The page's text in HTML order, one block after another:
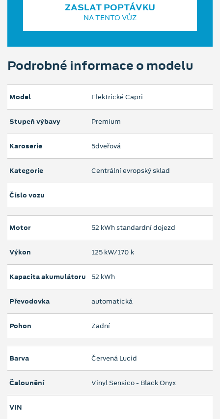
ZASLAT POPTÁVKU
NA TENTO VŮZ
Podrobné informace o modelu
Model Elektrické Capri
Stupeň výbavy Premium
Karoserie 5dveřová
Kategorie Centrální evropský sklad
Číslo vozu
Motor 52 kWh standardní dojezd
Výkon 125 kW/170 k
Kapacita akumulátoru 52 kWh
Převodovka automatická
Pohon Zadní
Barva Červená Lucid
Čalounění Vinyl Sensico - Black Onyx
VIN